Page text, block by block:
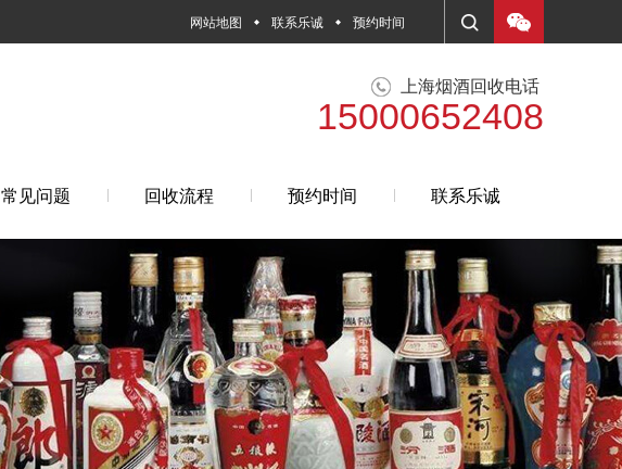
网站地图 联系乐诚 预约时间
上海烟酒回收电话
15000652408
常见问题 回收流程 预约时间 联系乐诚